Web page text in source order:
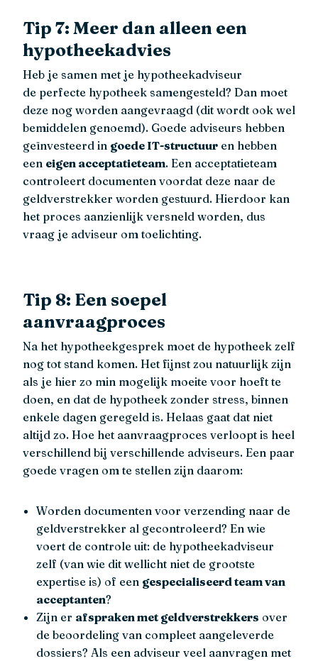
Tip 7: Meer dan alleen een
hypotheekadvies
Heb je samen met je hypotheekadviseur
de perfecte hypotheek samengesteld? Dan moet
deze nog worden aangevraagd (dit wordt ook wel
bemiddelen genoemd). Goede adviseurs hebben
geïnvesteerd in goede IT-structuur en hebben
een eigen acceptatieteam. Een acceptatieteam
controleert documenten voordat deze naar de
geldverstrekker worden gestuurd. Hierdoor kan
het proces aanzienlijk versneld worden, dus
vraag je adviseur om toelichting.
Tip 8: Een soepel
aanvraagproces
Na het hypotheekgesprek moet de hypotheek zelf
nog tot stand komen. Het fijnst zou natuurlijk zijn
als je hier zo min mogelijk moeite voor hoeft te
doen, en dat de hypotheek zonder stress, binnen
enkele dagen geregeld is. Helaas gaat dat niet
altijd zo. Hoe het aanvraagproces verloopt is heel
verschillend bij verschillende adviseurs. Een paar
goede vragen om te stellen zijn daarom:
Worden documenten voor verzending naar de
geldverstrekker al gecontroleerd? En wie
voert de controle uit: de hypotheekadviseur
zelf (van wie dit wellicht niet de grootste
expertise is) of een gespecialiseerd team van
acceptanten?
Zijn er afspraken met geldverstrekkers over
de beoordeling van compleet aangeleverde
dossiers? Als een adviseur veel aanvragen met